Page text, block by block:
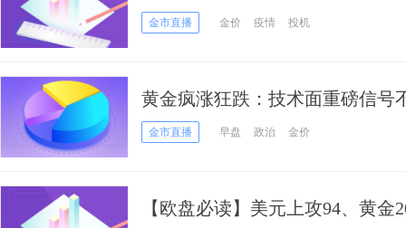
一轮财政刺激政策
金市直播 金价 疫情 投机
黄金疯涨狂跌：技术面重磅信号
多：顶级投行高盛最新宣布上调
金市直播 早盘 政治 金价
【欧盘必读】美元上攻94、黄金